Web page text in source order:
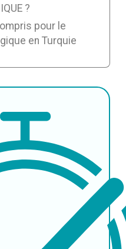
?
pour le
en Turquie